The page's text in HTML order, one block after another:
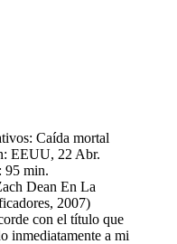
Caída mortal
EEUU, 22 Abr.
95 min.
Dean En La
2007)
con el título que
inmediatamente a mi